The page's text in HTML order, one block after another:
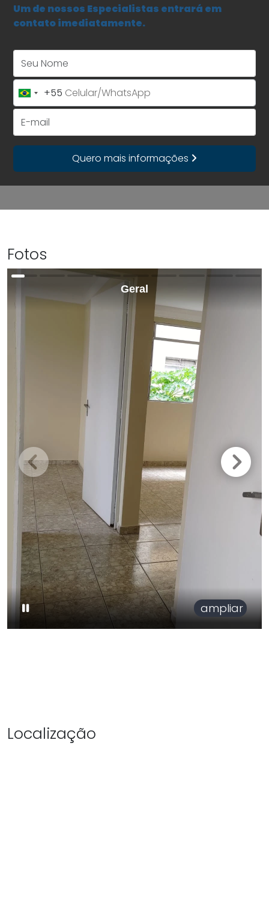
Um de nossos Especialistas entrará em
contato imediatamente.
Brazil
+55
+55
Quero mais informações
Fotos
Geral
ampliar
Localização